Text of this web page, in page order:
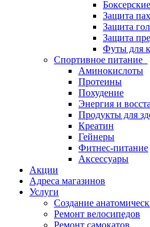
Защита
Защита
Защита
Футы для
Спортивное питание
Аминокислоты
Протеины
Похудение
Энергия и
Продукты для
Креатин
Гейнеры
Фитнес-питание
Аксессуары
Акции
Адреса магазинов
Услуги
Создание
Ремонт велосипедов
Ремонт самокатов